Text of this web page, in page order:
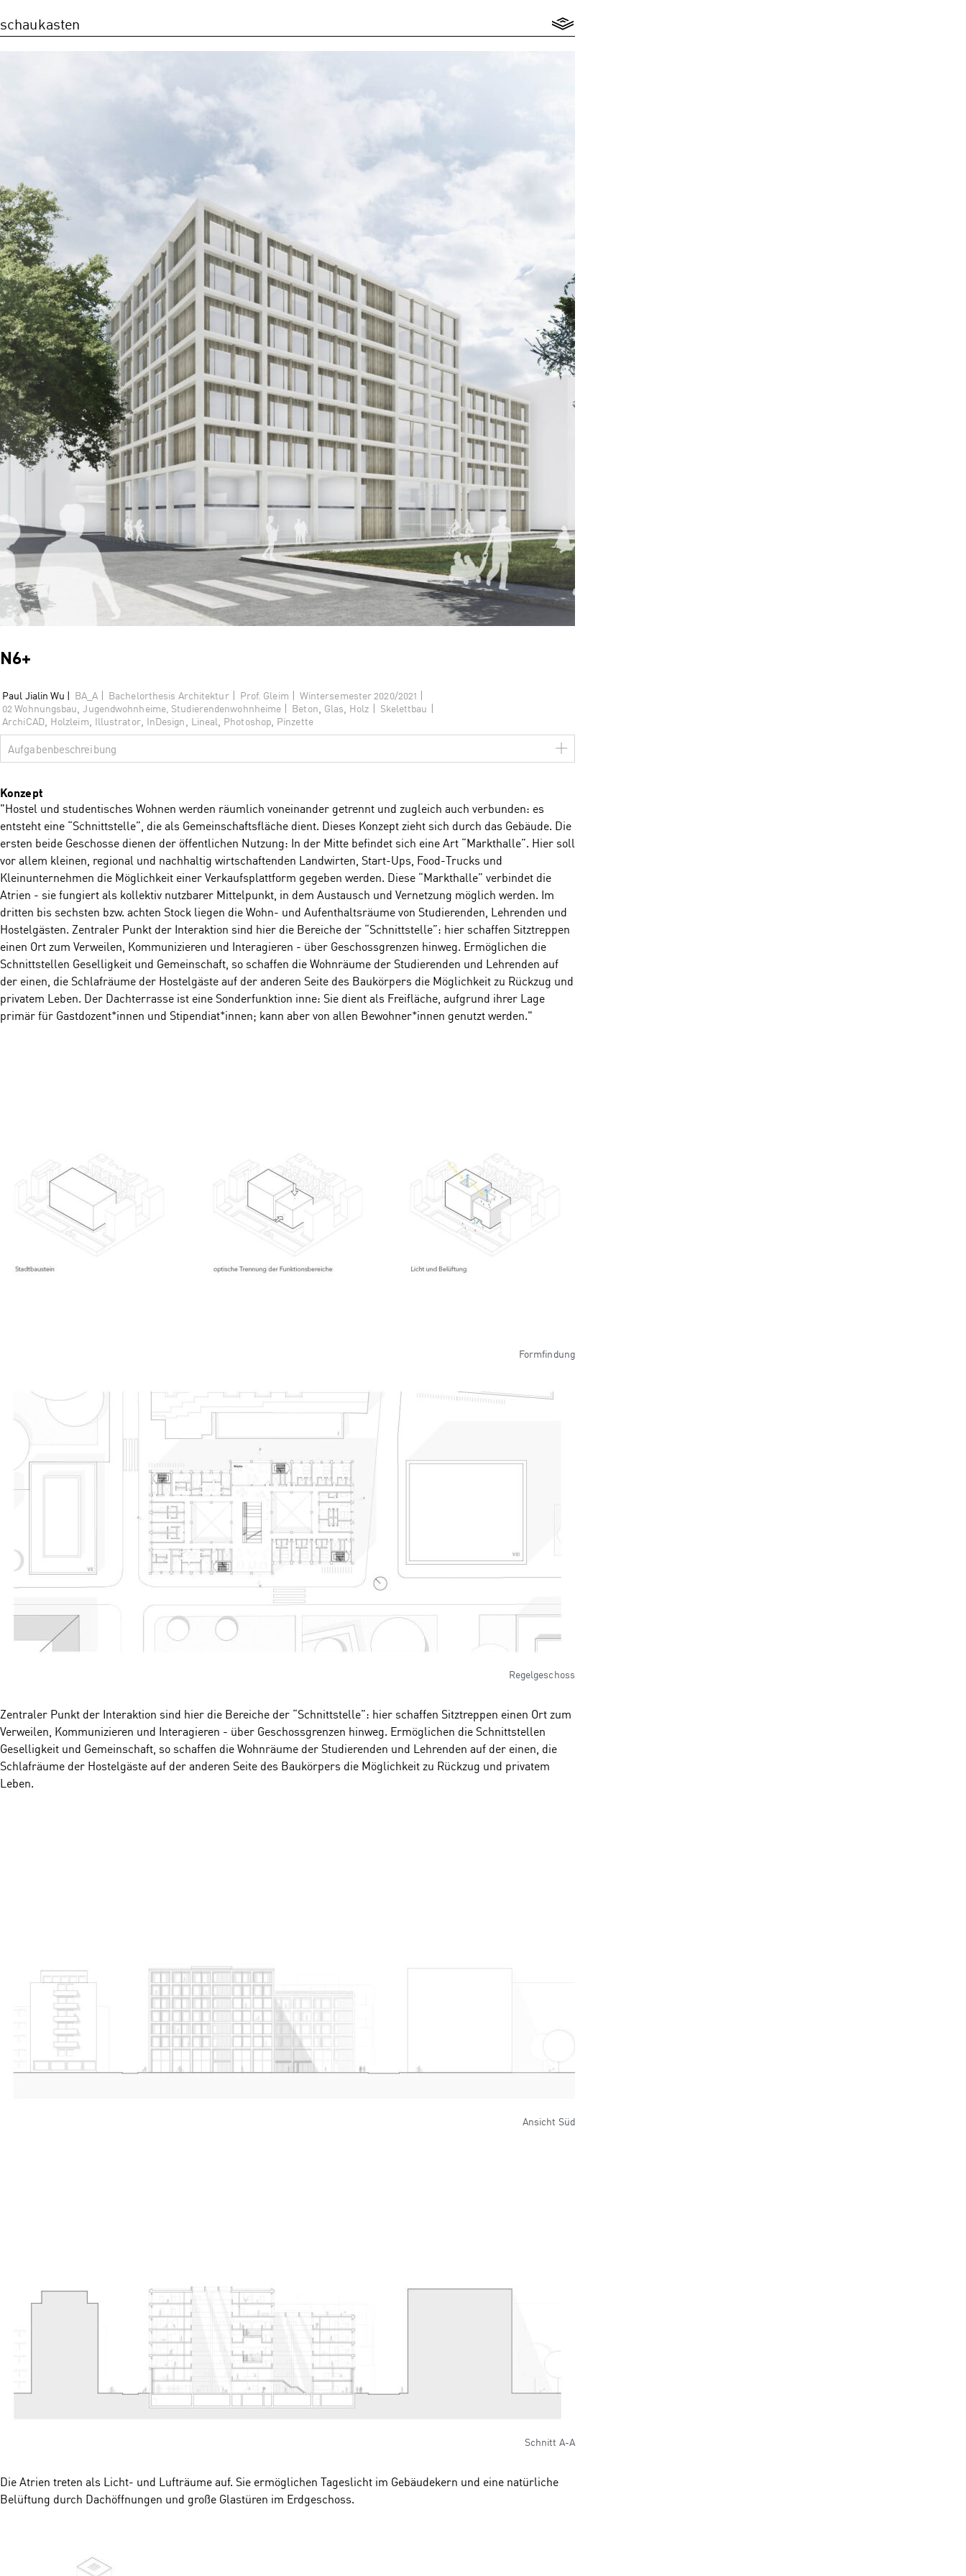
schaukasten
N6+
Paul Jialin Wu | BA_A | Bachelorthesis Architektur| Prof. Gleim | Wintersemester 2020/2021 |
02 Wohnungsbau, Jugendwohnheime, Studierendenwohnheime | Beton, Glas, Holz | Skelettbau |
ArchiCAD, Holzleim, Illustrator, InDesign, Lineal, Photoshop, Pinzette
Aufgabenbeschreibung
Konzept
"Hostel und studentisches Wohnen werden räumlich voneinander getrennt und zugleich auch verbunden: es
entsteht eine “Schnittstelle”, die als Gemeinschaftsfläche dient. Dieses Konzept zieht sich durch das Gebäude. Die
ersten beide Geschosse dienen der öffentlichen Nutzung: In der Mitte befindet sich eine Art “Markthalle”. Hier soll
vor allem kleinen, regional und nachhaltig wirtschaftenden Landwirten, Start-Ups, Food-Trucks und
Kleinunternehmen die Möglichkeit einer Verkaufsplattform gegeben werden. Diese “Markthalle” verbindet die
Atrien - sie fungiert als kollektiv nutzbarer Mittelpunkt, in dem Austausch und Vernetzung möglich werden. Im
dritten bis sechsten bzw. achten Stock liegen die Wohn- und Aufenthaltsräume von Studierenden, Lehrenden und
Hostelgästen. Zentraler Punkt der Interaktion sind hier die Bereiche der “Schnittstelle”: hier schaffen Sitztreppen
einen Ort zum Verweilen, Kommunizieren und Interagieren - über Geschossgrenzen hinweg. Ermöglichen die
Schnittstellen Geselligkeit und Gemeinschaft, so schaffen die Wohnräume der Studierenden und Lehrenden auf
der einen, die Schlafräume der Hostelgäste auf der anderen Seite des Baukörpers die Möglichkeit zu Rückzug und
privatem Leben. Der Dachterrasse ist eine Sonderfunktion inne: Sie dient als Freifläche, aufgrund ihrer Lage
primär für Gastdozent*innen und Stipendiat*innen; kann aber von allen Bewohner*innen genutzt werden."
Formfindung
Regelgeschoss
Zentraler Punkt der Interaktion sind hier die Bereiche der “Schnittstelle”: hier schaffen Sitztreppen einen Ort zum
Verweilen, Kommunizieren und Interagieren - über Geschossgrenzen hinweg. Ermöglichen die Schnittstellen
Geselligkeit und Gemeinschaft, so schaffen die Wohnräume der Studierenden und Lehrenden auf der einen, die
Schlafräume der Hostelgäste auf der anderen Seite des Baukörpers die Möglichkeit zu Rückzug und privatem
Leben.
Ansicht Süd
Schnitt A-A
Die Atrien treten als Licht- und Lufträume auf. Sie ermöglichen Tageslicht im Gebäudekern und eine natürliche
Belüftung durch Dachöffnungen und große Glastüren im Erdgeschoss.